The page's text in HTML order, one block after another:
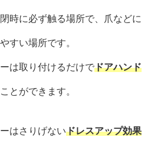
時に必ず触る場所で、爪などに
すい場所です。
は取り付けるだけでドアハンド
とができます。
はさりげないドレスアップ効果